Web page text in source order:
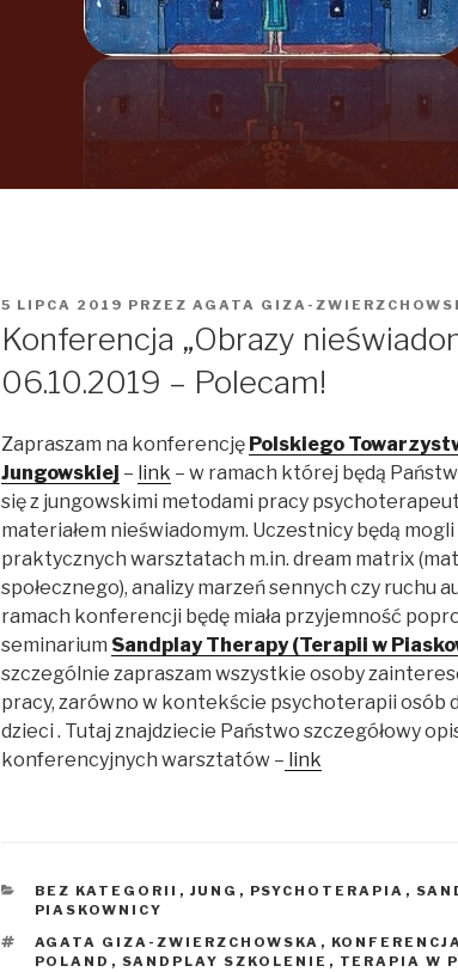
OPUBLIKOWANE
5 LIPCA 2019 PRZEZ AGATA GIZA-
Konferencja „Obrazy
06.10.2019 – Polecam!
Zapraszam na konferencję Polskiego
Jungowskiej – link – w ramach której będą
się z jungowskimi metodami pracy
materiałem nieświadomym. Uczestnicy będą mogli
praktycznych warsztatach m.in. dream matrix
społecznego), analizy marzeń sennych czy ruchu
ramach konferencji będę miała przyjemność
seminarium Sandplay Therapy (Terapii w
szczególnie zapraszam wszystkie osoby
pracy, zarówno w kontekście psychoterapii osób
dzieci . Tutaj znajdziecie Państwo szczegółowy
konferencyjnych warsztatów – link
KATEGORIE
BEZ KATEGORII , JUNG , PSYCHOTERAPIA ,
PIASKOWNICY
TAGI
AGATA GIZA-ZWIERZCHOWSKA ,
POLAND , SANDPLAY SZKOLENIE , TERAPIA W